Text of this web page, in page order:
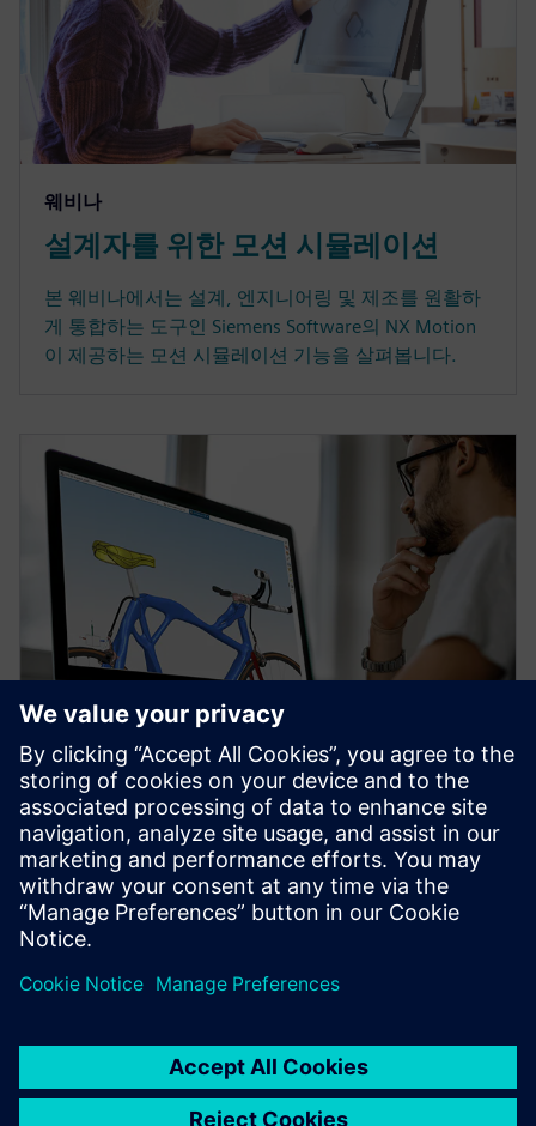
웨비나
설계자를 위한 모션 시뮬레이션
본 웨비나에서는 설계, 엔지니어링 및 제조를 원활하
게 통합하는 도구인 Siemens Software의 NX Motion
이 제공하는 모션 시뮬레이션 기능을 살펴봅니다.
웨비나
설계자를 위한 토폴로지 최적화
무료 웨비나에서 시뮬레이션을 사용하여 새로운 제품
솔루션을 만들 때 CAD의 토폴로지 최적화가 엔지니어
에게 어떤 이점을 제공하는지 알아보십시오. 지금 등
록하십시오.